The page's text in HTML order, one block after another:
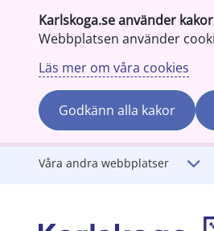
Karlskoga.se använder kakor
Webbplatsen använder
Läs mer om våra cookies
Godkänn alla kakor
Gå till innehåll
Våra andra webbplatser